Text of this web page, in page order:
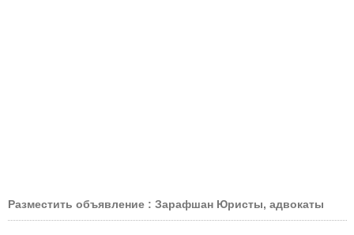
Разместить объявление : Зарафшан Юристы, адвокаты